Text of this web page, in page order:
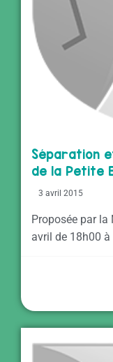
Séparation
de la Petite
3 avril 2015
Proposée par
avril de 18h00